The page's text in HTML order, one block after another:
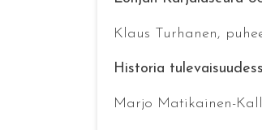
Klaus Turhanen,
Historia
Marjo Matikainen-